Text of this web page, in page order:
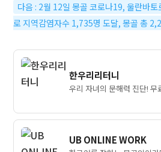
다음 : 2월 12일 몽골 코로나19, 울란바
로 지역감염자수 1,735명 도달, 몽골 총
한우리리터니
우리 자녀의 문해력 진단! 무
UB ONLINE WORK